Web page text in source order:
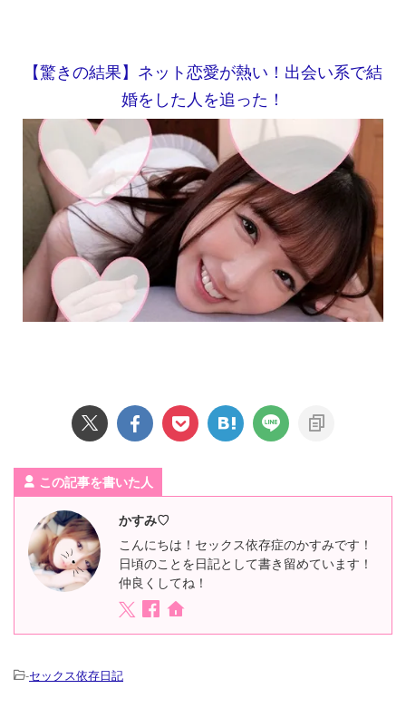
【驚きの結果】ネット恋愛が熱い！出会い系で結
婚をした人を追った！
この記事を書いた人
かすみ♡
こんにちは！セックス依存症のかすみです！
日頃のことを日記として書き留めています！
仲良くしてね！
-セックス依存日記